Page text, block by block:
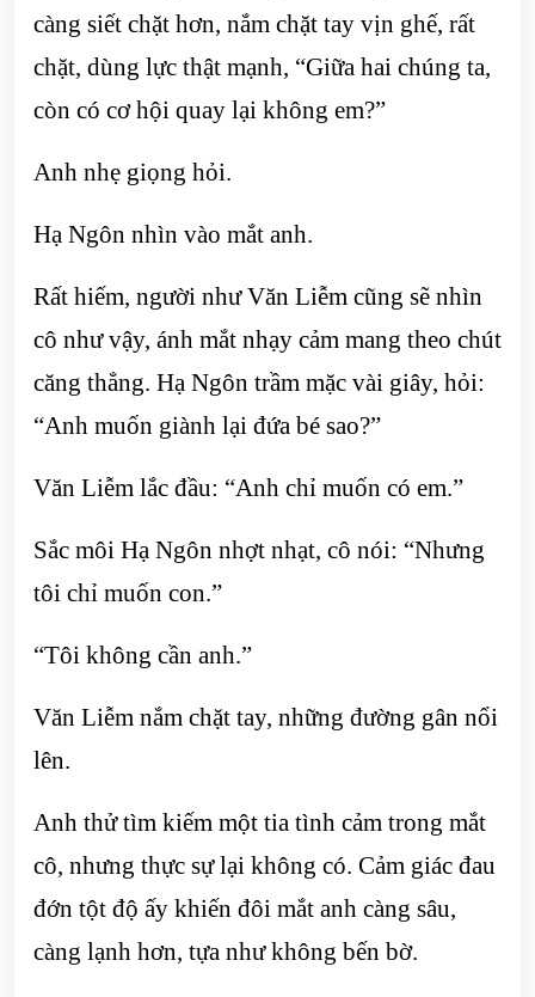
càng siết chặt hơn, nắm chặt tay vịn ghế, rất
chặt, dùng lực thật mạnh, “Giữa hai chúng ta,
còn có cơ hội quay lại không em?”
Anh nhẹ giọng hỏi.
Hạ Ngôn nhìn vào mắt anh.
Rất hiếm, người như Văn Liễm cũng sẽ nhìn
cô như vậy, ánh mắt nhạy cảm mang theo chút
căng thẳng. Hạ Ngôn trầm mặc vài giây, hỏi:
“Anh muốn giành lại đứa bé sao?”
Văn Liễm lắc đầu: “Anh chỉ muốn có em.”
Sắc môi Hạ Ngôn nhợt nhạt, cô nói: “Nhưng
tôi chỉ muốn con.”
“Tôi không cần anh.”
Văn Liễm nắm chặt tay, những đường gân nổi
lên.
Anh thử tìm kiếm một tia tình cảm trong mắt
cô, nhưng thực sự lại không có. Cảm giác đau
đớn tột độ ấy khiến đôi mắt anh càng sâu,
càng lạnh hơn, tựa như không bến bờ.